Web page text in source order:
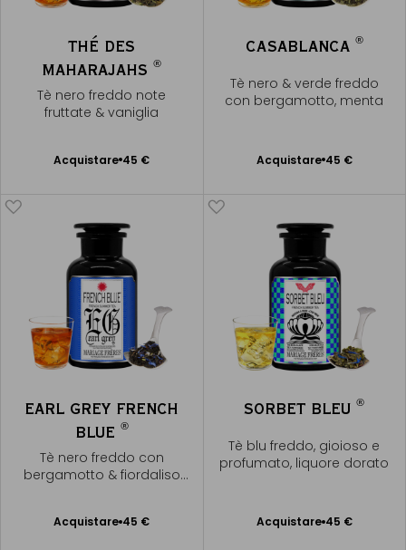
THÉ DES
MAHARAJAHS®
Tè nero freddo note
fruttate & vaniglia
Acquistare 45 €
Aggiungere
CASABLANCA ®
Tè nero & verde freddo
con bergamotto, menta
Acquistare 45 €
Aggiungere
EARL GREY FRENCH
BLUE ®
Tè nero freddo con
bergamotto & fiordaliso
Acquistare 45 €
Aggiungere
SORBET BLEU®
Tè blu freddo, gioioso e
profumato, liquore dorato
Acquistare 45 €
Aggiungere